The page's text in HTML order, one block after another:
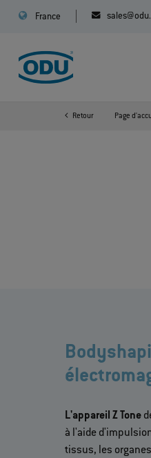
France
Retour Page
L'appareil Z Tone
à l'aide
tissus, les